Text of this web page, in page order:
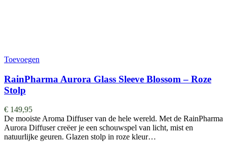
Toevoegen
RainPharma Aurora Glass Sleeve Blossom – Roze
Stolp
€ 149,95
De mooiste Aroma Diffuser van de hele wereld. ​​​​​​​​Met de RainPharma
Aurora Diffuser creëer je een schouwspel van licht, mist en
natuurlijke geuren. Glazen stolp in roze kleur…